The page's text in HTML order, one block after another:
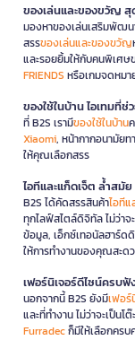
ของเล่นและของขวัญ
มองหาของเล่นเสริมพัฒ
สรรของเล่นและของขวัญ
และรอยยิ้มให้กับคนพิเศษ
FRIENDS หรือเกมจดหมา
ของใช้ในบ้าน ไอเทมที่
ที่ B2S เรามีของใช้ในบ้าน
Xiaomi, หน้ากากอนามัย
ให้คุณเลือกสรร
ไอทีและแก็ดเจ็ต ล้ำสมั
B2S ได้คัดสรรสินค้าไอทีแ
ทุกไลฟ์สไตล์ดิจิทัล ไม่ว่าจ
ข้อมูล, เอ็กซ์เทอนัลฮาร์ด
ให้การทำงานของคุณสะด
เฟอร์นิเจอร์ดีไซน์ครบ
นอกจากนี้ B2S ยังมีเฟอร์
และที่ทำงาน ไม่ว่าจะเป็น
Furradecก็มีให้เลือกครบ